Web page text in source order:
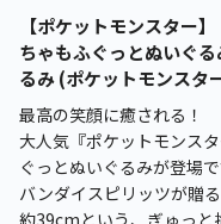
【ポケットモンスター
ちゃもふぐっとぬいぐ
るみ (ポケットモンスタ
最高の笑顔に癒される！
大人気『ポケットモンス
ぐっとぬいぐるみが登場で
バンダイスピリッツが贈
約39cmという、ぎゅっと